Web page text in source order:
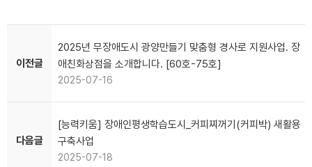
이전글
2025년 무장애도시 광양만들기 맞춤형 경사로 지원사업. 장
애친화상점을 소개합니다. [60호-75호]
2025-07-16
다음글
[능력키움] 장애인평생학습도시_커피찌꺼기(커피박) 새활용
구축사업
2025-07-18